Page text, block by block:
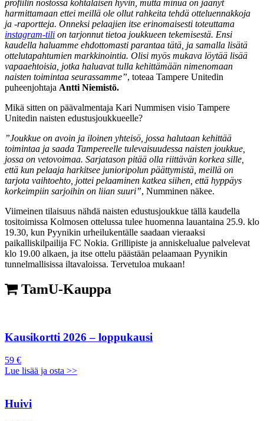
profiilin nostossa kohtalaisen hyvin, mutta minua on jäänyt
harmittamaan ettei meillä ole ollut rahkeita tehdä otteluennakkoja
ja -raportteja. Onneksi pelaajien itse erinomaisesti toteuttama
instagram-tili on tarjonnut tietoa joukkueen tekemisestä. Ensi
kaudella haluamme ehdottomasti parantaa tätä, ja samalla lisätä
ottelutapahtumien markkinointia. Olisi myös mukava löytää lisää
vapaaehtoisia, jotka haluavat tulla kehittämään nimenomaan
naisten toimintaa seurassamme”, toteaa Tampere Unitedin
puheenjohtaja Antti Niemistö.
Mikä sitten on päävalmentaja Kari Nummisen visio Tampere
Unitedin naisten edustusjoukkueelle?
”Joukkue on avoin ja iloinen yhteisö, jossa halutaan kehittää
toimintaa ja saada Tampereelle tulevaisuudessa naisten joukkue,
jossa on vetovoimaa. Sarjatason pitää olla riittävän korkea sille,
että kun pelaaja harkitsee junioripolun päättymistä, meillä on
tarjota vaihtoehto, jottei pelaaminen katkea siihen, että hyppäys
korkeimpiin sarjoihin on liian suuri”, Numminen näkee.
Viimeinen tilaisuus nähdä naisten edustusjoukkue tällä kaudella
tositoimissa Kolmosen ottelussa tulee huomenna lauantaina 25.9. klo
19.30, kun Pyynikin urheilukentälle saadaan vieraaksi
paikalliskilpailija FC Nokia. Grillipiste ja anniskelualue palvelevat
klo 19.00 alkaen, ja itse ottelu päästään pelaamaan Pyynikin
tunnelmallisissa iltavaloissa. Tervetuloa mukaan!
TamU-Kauppa
Kausikortti 2026 – loppukausi
59 €
Lue lisää ja osta >>
Huivi